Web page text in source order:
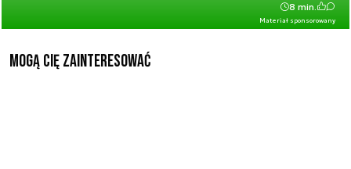
Materiał sponsorowany
8 min.
Mogą Cię zainteresować